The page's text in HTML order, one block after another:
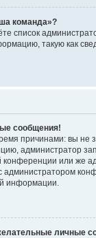
команда»?
список
такую как
сообщения!
причинами: вы не
администратор
или же
администратором
информации.
личные